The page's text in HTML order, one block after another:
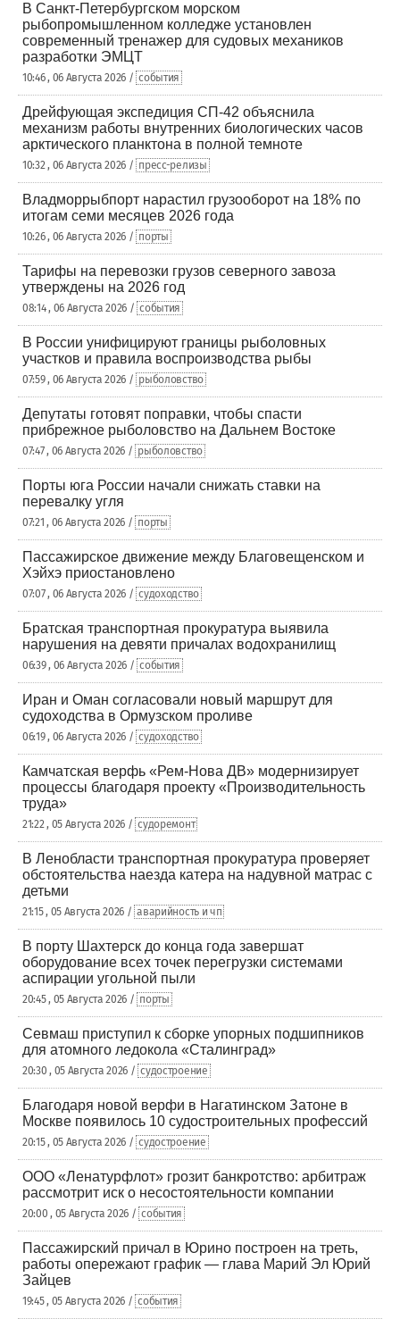
В Санкт-Петербургском морском
рыбопромышленном колледже установлен
современный тренажер для судовых механиков
разработки ЭМЦТ
10:46 , 06 Августа 2026 / события
Дрейфующая экспедиция СП-42 объяснила
механизм работы внутренних биологических часов
арктического планктона в полной темноте
10:32 , 06 Августа 2026 / пресс-релизы
Владморрыбпорт нарастил грузооборот на 18% по
итогам семи месяцев 2026 года
10:26 , 06 Августа 2026 / порты
Тарифы на перевозки грузов северного завоза
утверждены на 2026 год
08:14 , 06 Августа 2026 / события
В России унифицируют границы рыболовных
участков и правила воспроизводства рыбы
07:59 , 06 Августа 2026 / рыболовство
Депутаты готовят поправки, чтобы спасти
прибрежное рыболовство на Дальнем Востоке
07:47 , 06 Августа 2026 / рыболовство
Порты юга России начали снижать ставки на
перевалку угля
07:21 , 06 Августа 2026 / порты
Пассажирское движение между Благовещенском и
Хэйхэ приостановлено
07:07 , 06 Августа 2026 / судоходство
Братская транспортная прокуратура выявила
нарушения на девяти причалах водохранилищ
06:39 , 06 Августа 2026 / события
Иран и Оман согласовали новый маршрут для
судоходства в Ормузском проливе
06:19 , 06 Августа 2026 / судоходство
Камчатская верфь «Рем-Нова ДВ» модернизирует
процессы благодаря проекту «Производительность
труда»
21:22 , 05 Августа 2026 / судоремонт
В Ленобласти транспортная прокуратура проверяет
обстоятельства наезда катера на надувной матрас с
детьми
21:15 , 05 Августа 2026 / аварийность и чп
В порту Шахтерск до конца года завершат
оборудование всех точек перегрузки системами
аспирации угольной пыли
20:45 , 05 Августа 2026 / порты
Севмаш приступил к сборке упорных подшипников
для атомного ледокола «Сталинград»
20:30 , 05 Августа 2026 / судостроение
Благодаря новой верфи в Нагатинском Затоне в
Москве появилось 10 судостроительных профессий
20:15 , 05 Августа 2026 / судостроение
ООО «Ленатурфлот» грозит банкротство: арбитраж
рассмотрит иск о несостоятельности компании
20:00 , 05 Августа 2026 / события
Пассажирский причал в Юрино построен на треть,
работы опережают график — глава Марий Эл Юрий
Зайцев
19:45 , 05 Августа 2026 / события